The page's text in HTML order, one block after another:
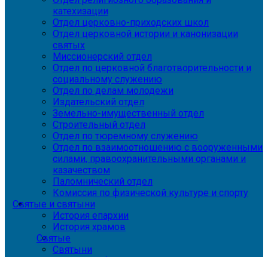
катехизации
Отдел церковно-приходских школ
Отдел церковной истории и канонизации
святых
Миссионерский отдел
Отдел по церковной благотворительности и
социальному служению
Отдел по делам молодежи
Издательский отдел
Земельно-имущественный отдел
Строительный отдел
Отдел по тюремному служению
Отдел по взаимоотношению с вооруженными
силами, правоохранительными органами и
казачеством
Паломнический отдел
Комиссия по физической культуре и спорту
Святые и святыни
История епархии
История храмов
Святые
Святыни